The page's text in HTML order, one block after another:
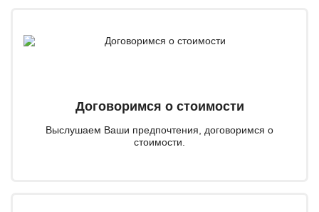
Договоримся о стоимости
Выслушаем Ваши предпочтения, договоримся о
стоимости.